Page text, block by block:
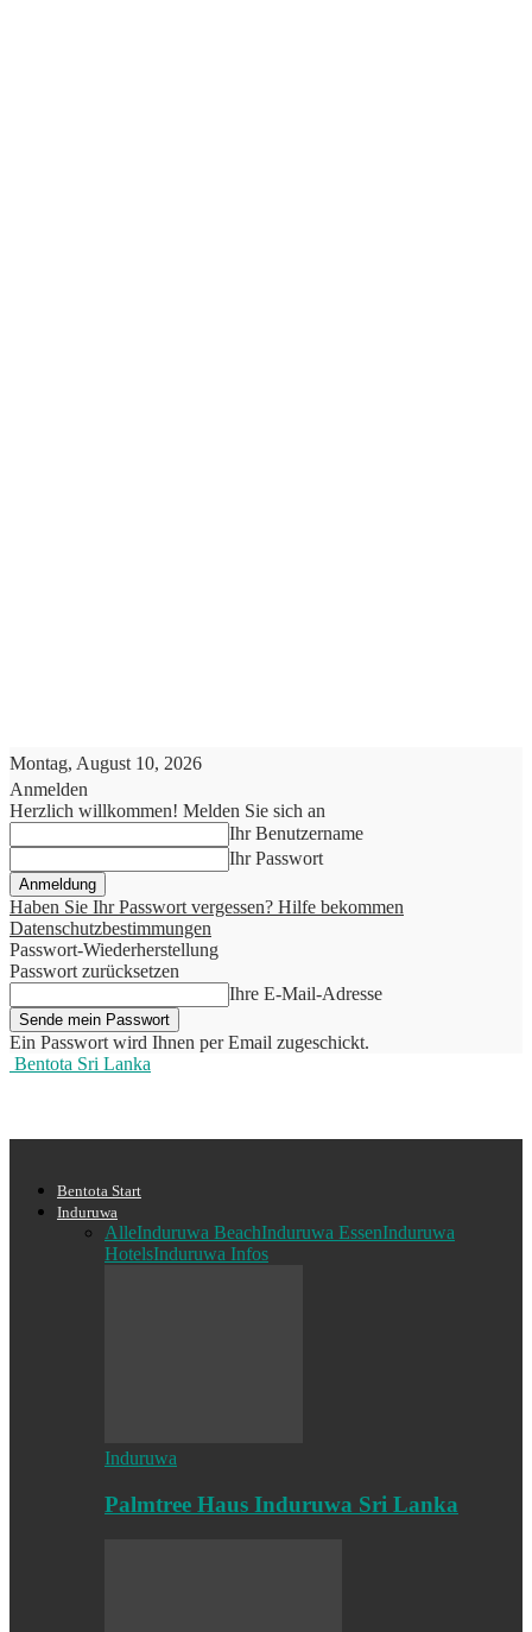
Montag, August 10, 2026
Anmelden
Herzlich willkommen! Melden Sie sich an
Ihr Benutzername
Ihr Passwort
Haben Sie Ihr Passwort vergessen? Hilfe bekommen
Datenschutzbestimmungen
Passwort-Wiederherstellung
Passwort zurücksetzen
Ihre E-Mail-Adresse
Ein Passwort wird Ihnen per Email zugeschickt.
Bentota Sri Lanka
Bentota Start
Induruwa
AlleInduruwa BeachInduruwa EssenInduruwa
HotelsInduruwa Infos
Induruwa
Palmtree Haus Induruwa Sri Lanka